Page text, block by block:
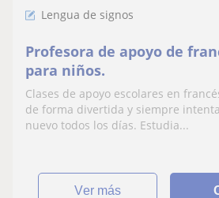
Lengua de signos
Profesora de apoyo de
para niños.
Clases de apoyo escolares en
de forma divertida y siempre
nuevo todos los días. Estudia...
ver más